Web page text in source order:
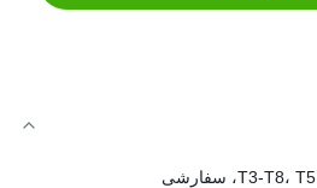
T3-T8، T5، سفارشی